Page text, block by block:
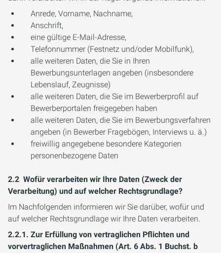
Anrede, Vorname, Nachname,
Anschrift,
eine gültige E-Mail-Adresse,
Telefonnummer (Festnetz und/oder Mobilfunk),
alle weiteren Daten, die Sie in Ihren
Bewerbungsunterlagen angeben (insbesondere
Lebenslauf, Zeugnisse)
alle weiteren Daten, die Sie im Bewerberprofil auf
Bewerberportalen freigegeben haben
alle weiteren Daten, die Sie im Bewerbungsverfahren
angeben (in Bewerber Fragebögen, Interviews u. ä.)
freiwillig angegebene besondere Kategorien
personenbezogene Daten
2.2 Wofür verarbeiten wir Ihre Daten (Zweck der
Verarbeitung) und auf welcher Rechtsgrundlage?
Im Nachfolgenden informieren wir Sie darüber, wofür und
auf welcher Rechtsgrundlage wir Ihre Daten verarbeiten.
2.2.1. Zur Erfüllung von vertraglichen Pflichten und
vorvertraglichen Maßnahmen (Art. 6 Abs. 1 Buchst. b